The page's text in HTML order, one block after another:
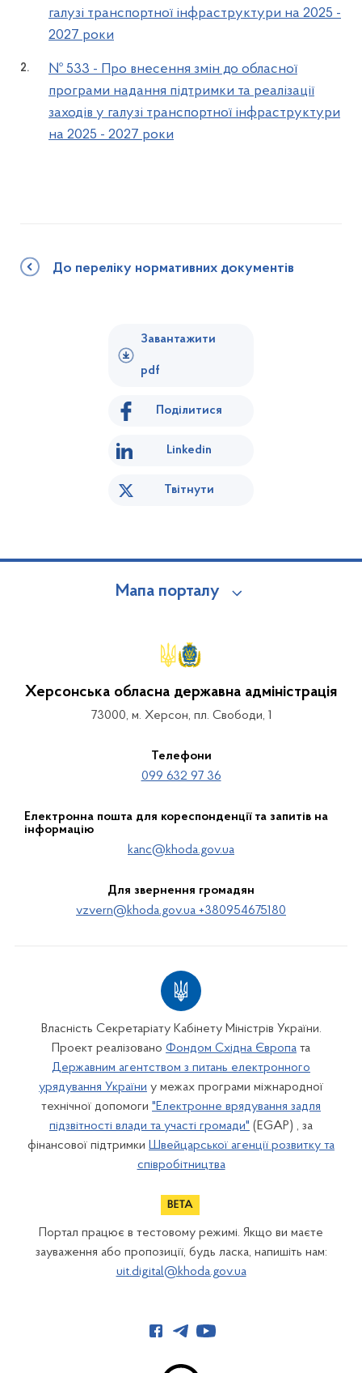
галузі транспортної інфраструктури на 2025 -
2027 роки
№ 533 - Про внесення змін до обласної
програми надання підтримки та реалізації
заходів у галузі транспортної інфраструктури
на 2025 - 2027 роки
До переліку нормативних документів
Завантажити
pdf
Поділитися
Linkedin
Твітнути
Мапа порталу
Херсонська обласна державна адміністрація
73000, м. Херсон, пл. Свободи, 1
Телефони
099 632 97 36
Електронна пошта для кореспонденції та запитів на
інформацію
kanc@khoda.gov.ua
Для звернення громадян
vzvern@khoda.gov.ua +380954675180
Власність Секретаріату Кабінету Міністрів України.
Проект реалізовано Фондом Східна Європа та
Державним агентством з питань електронного
урядування України у межах програми міжнародної
технічної допомоги "Електронне врядування задля
підзвітності влади та участі громади" (EGAP) , за
фінансової підтримки Швейцарської агенції розвитку та
співробітництва
Портал працює в тестовому режимі. Якщо ви маєте
зауваження або пропозиції, будь ласка, напишіть нам:
uit.digital@khoda.gov.ua